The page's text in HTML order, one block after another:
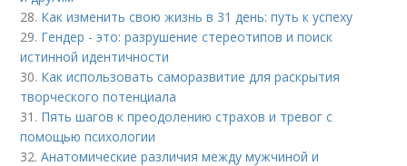
28. Как изменить свою жизнь в 31 день: путь к успеху
29. Гендер - это: разрушение стереотипов и поиск
истинной идентичности
30. Как использовать саморазвитие для раскрытия
творческого потенциала
31. Пять шагов к преодолению страхов и тревог с
помощью психологии
32.Анатомические различия между мужчиной и